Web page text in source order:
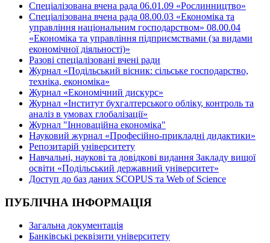
Спеціалізована вчена рада 06.01.09 «Рослинництво»
Спеціалізована вчена рада 08.00.03 «Економіка та
управління національним господарством» 08.00.04
«Економіка та управління підприємствами (за видами
економічної діяльності)»
Разові спеціалізовані вчені ради
Журнал «Подільський вісник: сільське господарство,
техніка, економіка»
Журнал «Економічний дискурс»
Журнал «Інститут бухгалтерського обліку, контроль та
аналіз в умовах глобалізації»
Журнал "Інноваційна економіка"
Науковий журнал «Професійно-прикладні дидактики»
Репозитарій університету
Навчальні, наукові та довідкові видання Закладу вищої
освіти «Подільський державний університет»
Доступ до баз даних SCOPUS та Web of Science
ПУБЛІЧНА ІНФОРМАЦІЯ
Загальна документація
Банківські реквізити університету